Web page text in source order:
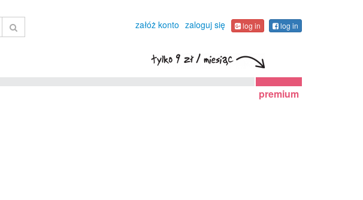
załóż konto zaloguj się log in log in
premium